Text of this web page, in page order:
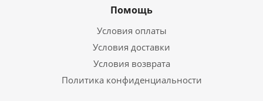
Помощь
Условия оплаты
Условия доставки
Условия возврата
Политика конфиденциальности